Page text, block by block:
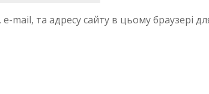
e-mail, та адресу сайту в цьому браузері